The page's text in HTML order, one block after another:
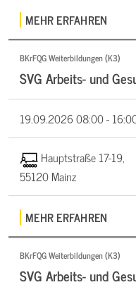
MEHR ERFAHREN
BKrFQG Weiterbildungen (K3)
SVG Arbeits- und
19.09.202608:00 -
Hauptstraße 17-19,
55120 Mainz
MEHR ERFAHREN
BKrFQG Weiterbildungen (K3)
SVG Arbeits- und